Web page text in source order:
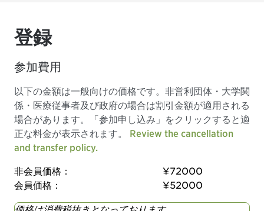
登録
参加費用
以下の金額は一般向けの価格です。非営利団体・大学関
係・医療従事者及び政府の場合は割引金額が適用される
場合があります。「参加申し込み」をクリックすると適
正な料金が表示されます。 Review the cancellation
and transfer policy.
非会員価格：
¥72000
会員価格：
¥52000